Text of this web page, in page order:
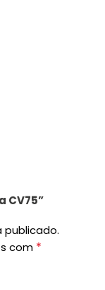
CV75”
publicado.
com *